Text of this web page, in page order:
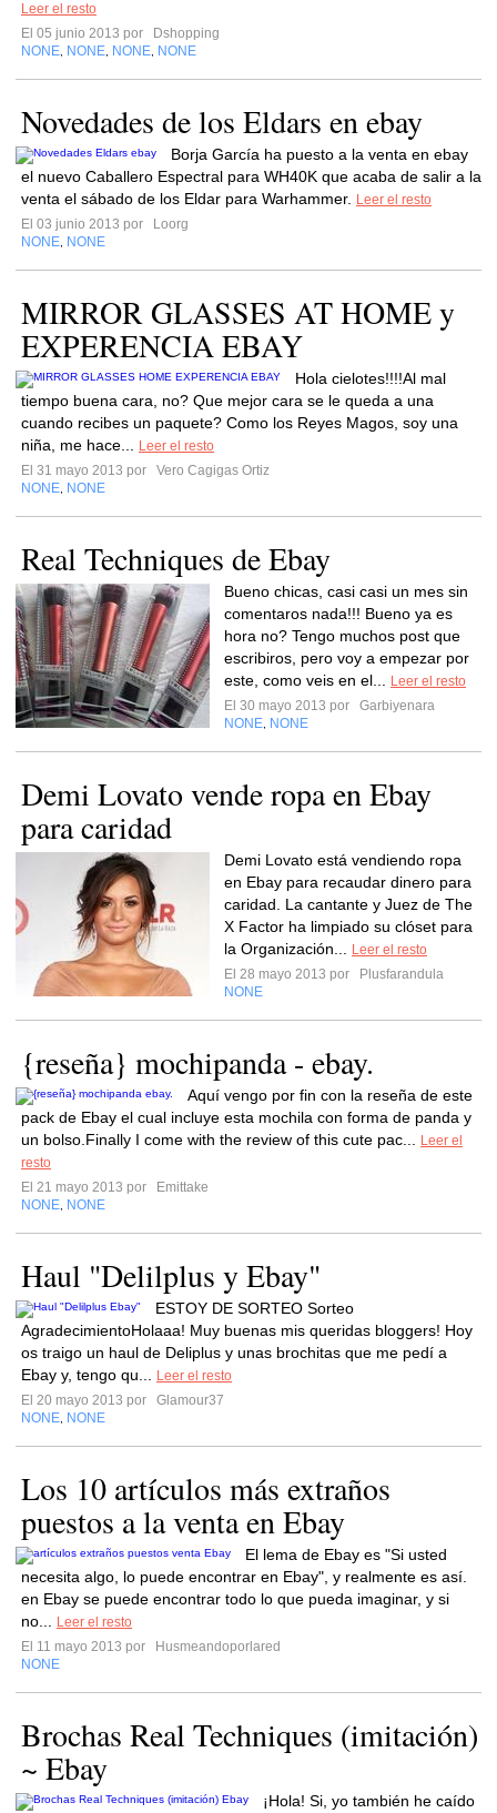
Leer el resto
El 05 junio 2013 por
Dshopping
NONE NONE NONE NONE
Novedades de los Eldars en ebay
Borja García ha puesto a la venta en ebay
el nuevo Caballero Espectral para WH40K que acaba de salir a la
venta el sábado de los Eldar para Warhammer.
Leer el resto
El 03 junio 2013 por
Loorg
NONE NONE
MIRROR GLASSES AT HOME y
EXPERENCIA EBAY
Hola cielotes!!!!Al mal
tiempo buena cara, no? Que mejor cara se le queda a una
cuando recibes un paquete? Como los Reyes Magos, soy una
niña, me hace...
Leer el resto
El 31 mayo 2013 por
Vero Cagigas Ortiz
NONE NONE
Real Techniques de Ebay
Bueno chicas, casi casi un mes sin
comentaros nada!!! Bueno ya es
hora no? Tengo muchos post que
escribiros, pero voy a empezar por
este, como veis en el...
Leer el resto
El 30 mayo 2013 por
Garbiyenara
NONE NONE
Demi Lovato vende ropa en Ebay
para caridad
Demi Lovato está vendiendo ropa
en Ebay para recaudar dinero para
caridad. La cantante y Juez de The
X Factor ha limpiado su clóset para
la Organización...
Leer el resto
El 28 mayo 2013 por
Plusfarandula
NONE
{reseña} mochipanda - ebay.
Aquí vengo por fin con la reseña de este
pack de Ebay el cual incluye esta mochila con forma de panda y
un bolso.Finally I come with the review of this cute pac...
Leer el
resto
El 21 mayo 2013 por
Emittake
NONE NONE
Haul "Delilplus y Ebay"
ESTOY DE SORTEO Sorteo
AgradecimientoHolaaa! Muy buenas mis queridas bloggers! Hoy
os traigo un haul de Deliplus y unas brochitas que me pedí a
Ebay y, tengo qu...
Leer el resto
El 20 mayo 2013 por
Glamour37
NONE NONE
Los 10 artículos más extraños
puestos a la venta en Ebay
El lema de Ebay es "Si usted
necesita algo, lo puede encontrar en Ebay", y realmente es así.
en Ebay se puede encontrar todo lo que pueda imaginar, y si
no...
Leer el resto
El 11 mayo 2013 por
Husmeandoporlared
NONE
Brochas Real Techniques (imitación)
~ Ebay
¡Hola! Si, yo también he caído